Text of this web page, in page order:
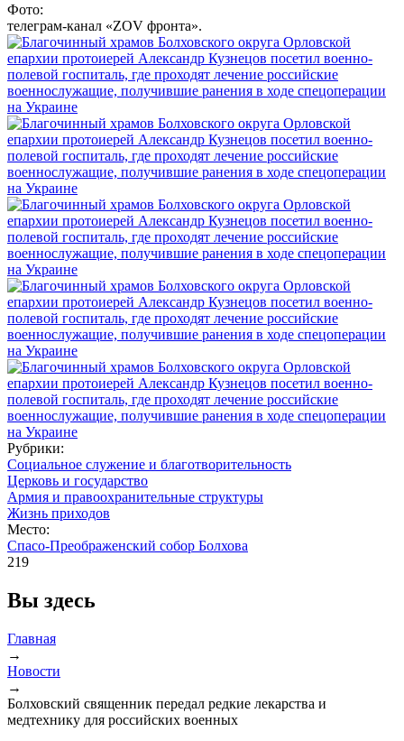
Фото:
телеграм-канал «ZOV фронта».
Рубрики:
Социальное служение и благотворительность
Церковь и государство
Армия и правоохранительные структуры
Жизнь приходов
Место:
Спасо-Преображенский собор Болхова
219
Вы здесь
Главная
→
Новости
→
Болховский священник передал редкие лекарства и
медтехнику для российских военных